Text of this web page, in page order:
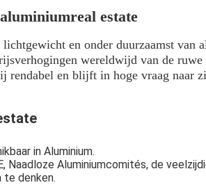
estate
en onder duurzaamst van
wereldwijd van de ruwe
en blijft in hoge vraag naar
in Aluminium.
Naadloze Aluminiumcomités, de
denken.